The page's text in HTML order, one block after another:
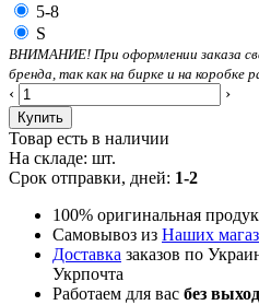
5-8
S
ВНИМАНИЕ! При оформлении заказа
бренда, так как на бирке и на коробке
‹ ›
Купить
Товар есть в наличии
На складе: шт.
Срок отправки, дней: 1-2
100% оригинальная
Самовывоз из Наших
Доставка заказов по
Укрпочта
Работаем для вас без